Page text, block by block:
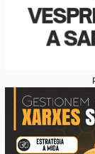
d’ordre
per agressió a